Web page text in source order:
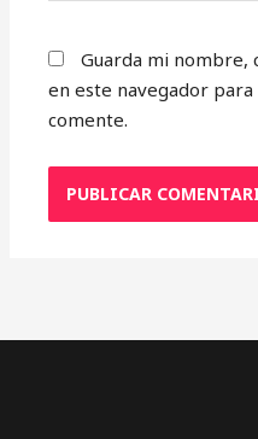
Guarda mi nombre,
en este navegador
comente.